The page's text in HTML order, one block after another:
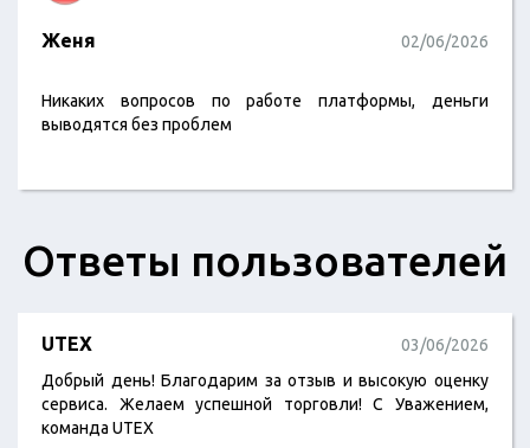
Женя 02/06/2026
Никаких вопросов по работе платформы, деньги
выводятся без проблем
Ответы пользователей
UTEX
03/06/2026
Добрый день! Благодарим за отзыв и высокую оценку
сервиса. Желаем успешной торговли! С Уважением,
команда UTEX